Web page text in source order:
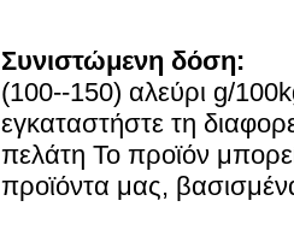
Συνιστώμενη δόση:
(100--150) αλεύρι g/
εγκαταστήστε τη
πελάτη Το προϊόν
προϊόντα μας,